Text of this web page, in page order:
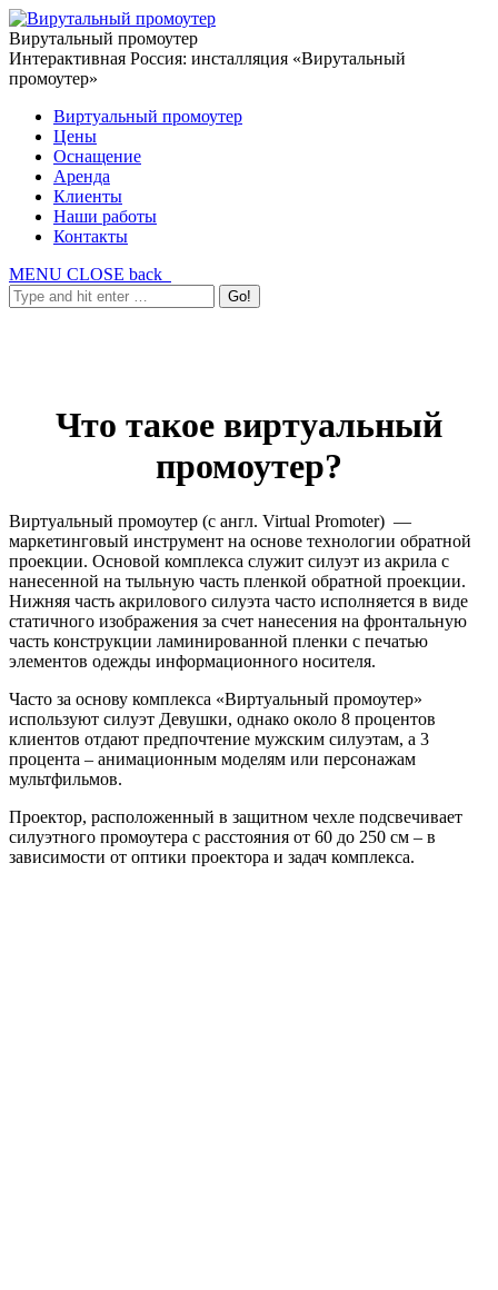
Вирутальный промоутер
Интерактивная Россия: инсталляция «Вирутальный
промоутер»
Виртуальный промоутер
Цены
Оснащение
Аренда
Клиенты
Наши работы
Контакты
MENU CLOSE back
Что такое виртуальный
промоутер?
Виртуальный промоутер (с англ. Virtual Promoter) —
маркетинговый инструмент на основе технологии обратной
проекции. Основой комплекса служит силуэт из акрила с
нанесенной на тыльную часть пленкой обратной проекции.
Нижняя часть акрилового силуэта часто исполняется в виде
статичного изображения за счет нанесения на фронтальную
часть конструкции ламинированной пленки с печатью
элементов одежды информационного носителя.
Часто за основу комплекса «Виртуальный промоутер»
используют силуэт Девушки, однако около 8 процентов
клиентов отдают предпочтение мужским силуэтам, а 3
процента – анимационным моделям или персонажам
мультфильмов.
Проектор, расположенный в защитном чехле подсвечивает
силуэтного промоутера с расстояния от 60 до 250 см – в
зависимости от оптики проектора и задач комплекса.